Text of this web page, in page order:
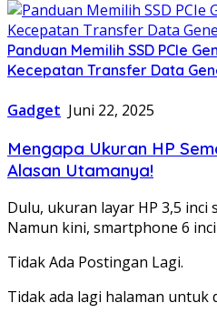
Panduan Memilih SSD PCIe
Kecepatan Transfer Data
Gadget Juni 22, 2025
Mengapa Ukuran HP
Alasan Utamanya!
Dulu, ukuran layar HP 3,5 inci
Namun kini, smartphone 6
Tidak Ada Postingan Lagi.
Tidak ada lagi halaman untuk